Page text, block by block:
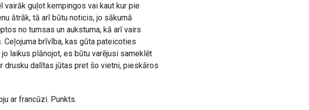
vairāk guļot kempingos vai kaut kur pie
ātrāk, tā arī būtu noticis, jo sākumā
no tumsas un aukstuma, kā arī vairs
brīvība, kas gūta pateicoties
laikus plānojot, es būtu varējusi sameklēt
drusku dalītas jūtas pret šo vietni, pieskāros
ar francūzi. Punkts.